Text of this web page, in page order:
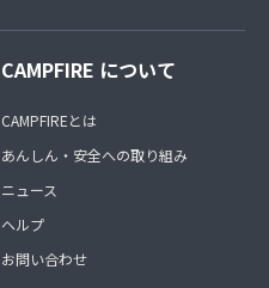
CAMPFIRE について
CAMPFIREとは
あんしん・安全への取り組み
ニュース
ヘルプ
お問い合わせ